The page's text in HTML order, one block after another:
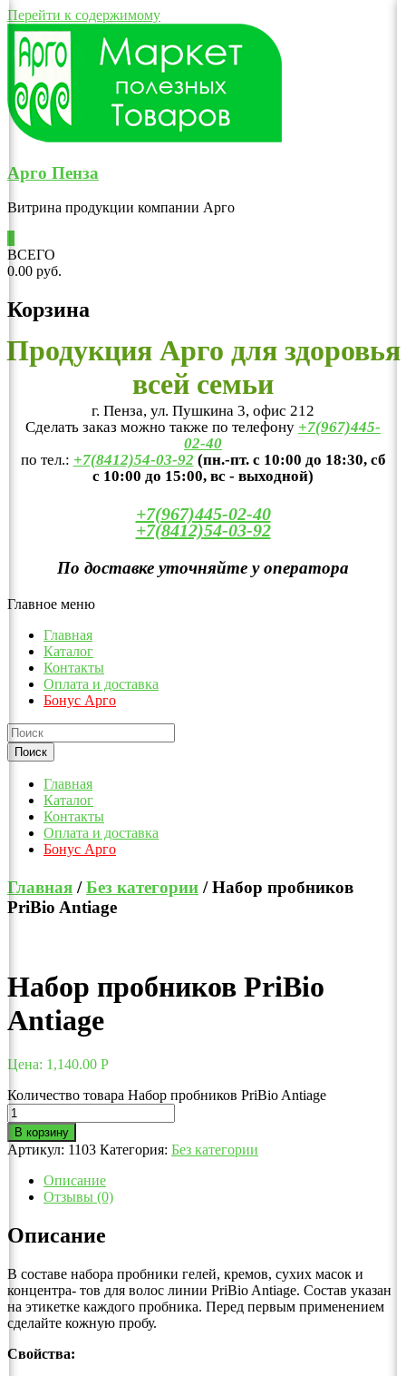
Перейти к содержимому
Арго Пенза
Витрина продукции компании Арго
ВСЕГО
0.00 руб.
Корзина
Продукция Арго для здоровья
всей семьи
г. Пенза, ул. Пушкина 3, офис 212
Сделать заказ можно также по телефону +7(967)445-
02-40
по тел.: +7(8412)54-03-92 (пн.-пт. с 10:00 до 18:30, сб
с 10:00 до 15:00, вс - выходной)
+7(967)445-02-40
+7(8412)54-03-92
По доставке уточняйте у оператора
Главное меню
Главная
Каталог
Контакты
Оплата и доставка
Бонус Арго
Главная
Каталог
Контакты
Оплата и доставка
Бонус Арго
Главная /Без категории / Набор пробников
PriBio Antiage
Набор пробников PriBio
Antiage
Цена: 1,140.00 Р
Количество товара Набор пробников PriBio Antiage
В корзину
Артикул: 1103 Категория: Без категории
Описание
Отзывы (0)
Описание
В составе набора пробники гелей, кремов, сухих масок и
концентра- тов для волос линии PriBio Antiage. Состав указан
на этикетке каждого пробника. Перед первым применением
сделайте кожную пробу.
Свойства: